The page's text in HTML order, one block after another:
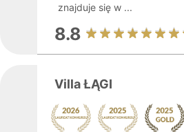
znajduje się w ...
8.8
Villa ŁĄGI